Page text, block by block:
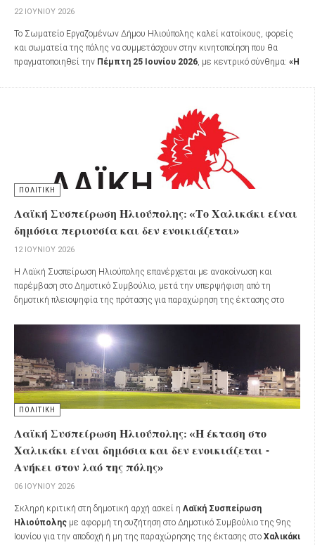
22 ΙΟΥΝΊΟΥ 2026
Το Σωματείο Εργαζομένων Δήμου Ηλιούπολης καλεί κατοίκους, φορείς
και σωματεία της πόλης να συμμετάσχουν στην κινητοποίηση που θα
πραγματοποιηθεί την Πέμπτη 25 Ιουνίου 2026 , με κεντρικό σύνθημα: «Η
ΠΟΛΙΤΙΚΗ
Λαϊκή Συσπείρωση Ηλιούπολης: «Το Χαλικάκι είναι
δημόσια περιουσία και δεν ενοικιάζεται»
12 ΙΟΥΝΊΟΥ 2026
Η Λαϊκή Συσπείρωση Ηλιούπολης επανέρχεται με ανακοίνωση και
παρέμβαση στο Δημοτικό Συμβούλιο, μετά την υπερψήφιση από τη
δημοτική πλειοψηφία της πρότασης για παραχώρηση της έκτασης στο
ΠΟΛΙΤΙΚΗ
Λαϊκή Συσπείρωση Ηλιούπολης: «Η έκταση στο
Χαλικάκι είναι δημόσια και δεν ενοικιάζεται -
Ανήκει στον λαό της πόλης»
06 ΙΟΥΝΊΟΥ 2026
Σκληρή κριτική στη δημοτική αρχή ασκεί η Λαϊκή Συσπείρωση
Ηλιούπολης με αφορμή τη συζήτηση στο Δημοτικό Συμβούλιο της 9ης
Ιουνίου για την αποδοχή ή μη της παραχώρησης της έκτασης στο Χαλικάκι